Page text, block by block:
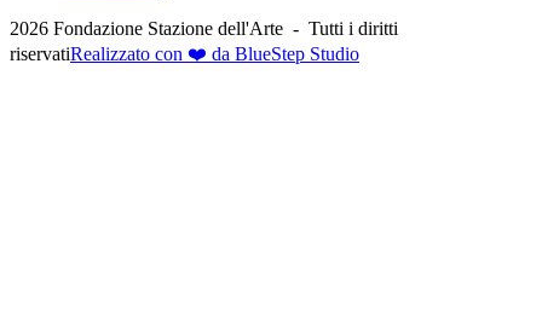
2026 Fondazione Stazione dell'Arte - Tutti i diritti
riservatiRealizzato con ❤️ da BlueStep Studio